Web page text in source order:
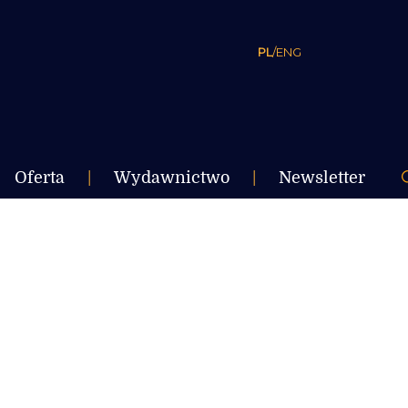
PL/ENG
Oferta Wydawnictwo Newsletter